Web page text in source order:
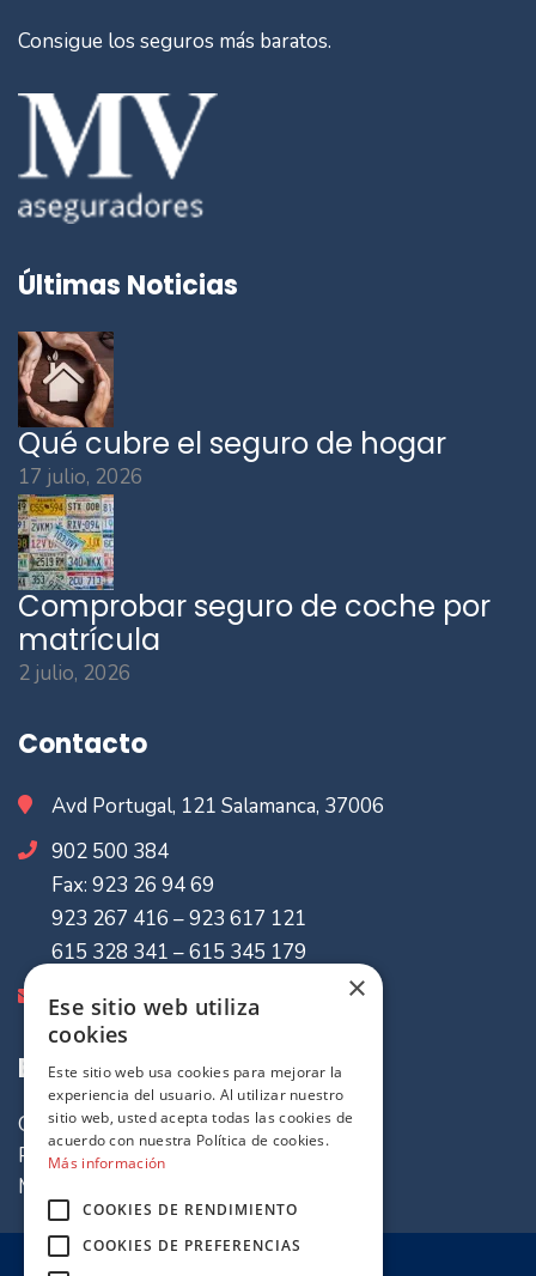
Consigue los seguros más baratos.
Últimas Noticias
Qué cubre el seguro de hogar
17 julio, 2026
Comprobar seguro de coche por
matrícula
2 julio, 2026
Contacto
Avd Portugal, 121 Salamanca, 37006
902 500 384
Fax: 923 26 94 69
923 267 416 – 923 617 121
615 328 341 – 615 345 179
info@mvaseguradores.com
Enlaces de Interes
Quiénes somos
Política de cookies
Mapa del sitio
×
Ese sitio web utiliza
cookies
Este sitio web usa cookies para mejorar la
experiencia del usuario. Al utilizar nuestro
sitio web, usted acepta todas las cookies de
acuerdo con nuestra Política de cookies.
Más información
COOKIES DE RENDIMIENTO
COOKIES DE PREFERENCIAS